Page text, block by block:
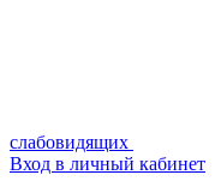
слабовидящих
Вход в личный кабинет